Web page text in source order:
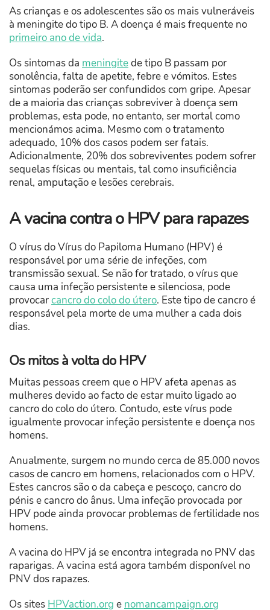
As crianças e os adolescentes são os mais vulneráveis
à meningite do tipo B. A doença é mais frequente no
primeiro ano de vida.
Os sintomas da meningitede tipo B passam por
sonolência, falta de apetite, febre e vómitos. Estes
sintomas poderão ser confundidos com gripe. Apesar
de a maioria das crianças sobreviver à doença sem
problemas, esta pode, no entanto, ser mortal como
mencionámos acima. Mesmo com o tratamento
adequado, 10% dos casos podem ser fatais.
Adicionalmente, 20% dos sobreviventes podem sofrer
sequelas físicas ou mentais, tal como insuficiência
renal, amputação e lesões cerebrais.
A vacina contra o HPV para rapazes
O vírus do Vírus do Papiloma Humano (HPV) é
responsável por uma série de infeções, com
transmissão sexual. Se não for tratado, o vírus que
causa uma infeção persistente e silenciosa, pode
provocarcancro do colo do útero. Este tipo de cancro é
responsável pela morte de uma mulher a cada dois
dias.
Os mitos à volta do HPV
Muitas pessoas creem que o HPV afeta apenas as
mulheres devido ao facto de estar muito ligado ao
cancro do colo do útero. Contudo, este vírus pode
igualmente provocar infeção persistente e doença nos
homens.
Anualmente, surgem no mundo cerca de 85.000 novos
casos de cancro em homens, relacionados com o HPV.
Estes cancros são o da cabeça e pescoço, cancro do
pénis e cancro do ânus. Uma infeção provocada por
HPV pode ainda provocar problemas de fertilidade nos
homens.
A vacina do HPV já se encontra integrada no PNV das
raparigas. A vacina está agora também disponível no
PNV dos rapazes.
Os sites HPVaction.org e nomancampaign.org